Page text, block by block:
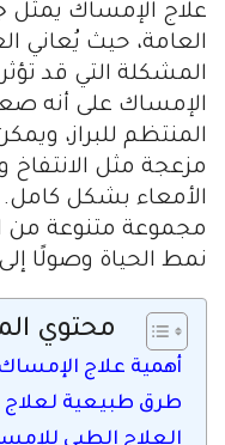
علاج الإمساك يمثل
العامة، حيث يُعاني
المشكلة التي قد
الإمساك على أنه
المنتظم للبراز،
مزعجة مثل الانتفاخ
الأمعاء بشكل
مجموعة متنوعة من
نمط الحياة وصولًا
محتوي
أهمية علاج
طرق طبيعية لعلاج
العلاج الطبي